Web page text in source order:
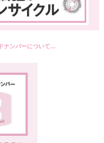
ナンバーについて…